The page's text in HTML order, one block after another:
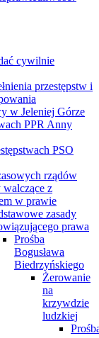
cywilnie
przestępstw i
w Jeleniej Górze
PPR Anny
PSO
rządów
z
w prawie
zasady
prawa
Prośba
Bogusława
Biedrzyńskiego
Żerowanie
na
krzywdzie
ludzkiej